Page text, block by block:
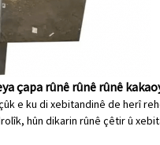
çapa rûnê rûnê rûnê
e ku di xebitandinê de herî
hûn dikarin rûnê çêtir û